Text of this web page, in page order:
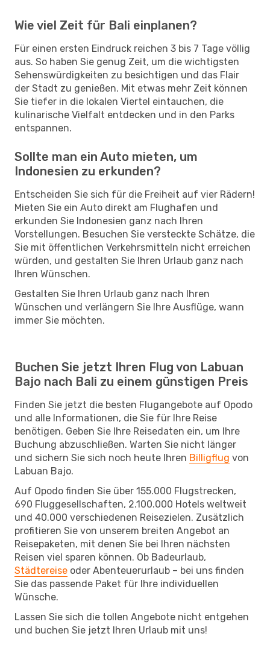
Wie viel Zeit für Bali einplanen?
Für einen ersten Eindruck reichen 3 bis 7 Tage völlig
aus. So haben Sie genug Zeit, um die wichtigsten
Sehenswürdigkeiten zu besichtigen und das Flair
der Stadt zu genießen. Mit etwas mehr Zeit können
Sie tiefer in die lokalen Viertel eintauchen, die
kulinarische Vielfalt entdecken und in den Parks
entspannen.
Sollte man ein Auto mieten, um
Indonesien zu erkunden?
Entscheiden Sie sich für die Freiheit auf vier Rädern!
Mieten Sie ein Auto direkt am Flughafen und
erkunden Sie Indonesien ganz nach Ihren
Vorstellungen. Besuchen Sie versteckte Schätze, die
Sie mit öffentlichen Verkehrsmitteln nicht erreichen
würden, und gestalten Sie Ihren Urlaub ganz nach
Ihren Wünschen.
Gestalten Sie Ihren Urlaub ganz nach Ihren
Wünschen und verlängern Sie Ihre Ausflüge, wann
immer Sie möchten.
Buchen Sie jetzt Ihren Flug von Labuan
Bajo nach Bali zu einem günstigen Preis
Finden Sie jetzt die besten Flugangebote auf Opodo
und alle Informationen, die Sie für Ihre Reise
benötigen. Geben Sie Ihre Reisedaten ein, um Ihre
Buchung abzuschließen. Warten Sie nicht länger
und sichern Sie sich noch heute Ihren Billigflug von
Labuan Bajo.
Auf Opodo finden Sie über 155.000 Flugstrecken,
690 Fluggesellschaften, 2.100.000 Hotels weltweit
und 40.000 verschiedenen Reisezielen. Zusätzlich
profitieren Sie von unserem breiten Angebot an
Reisepaketen, mit denen Sie bei Ihren nächsten
Reisen viel sparen können. Ob Badeurlaub,
Städtereise oder Abenteuerurlaub – bei uns finden
Sie das passende Paket für Ihre individuellen
Wünsche.
Lassen Sie sich die tollen Angebote nicht entgehen
und buchen Sie jetzt Ihren Urlaub mit uns!